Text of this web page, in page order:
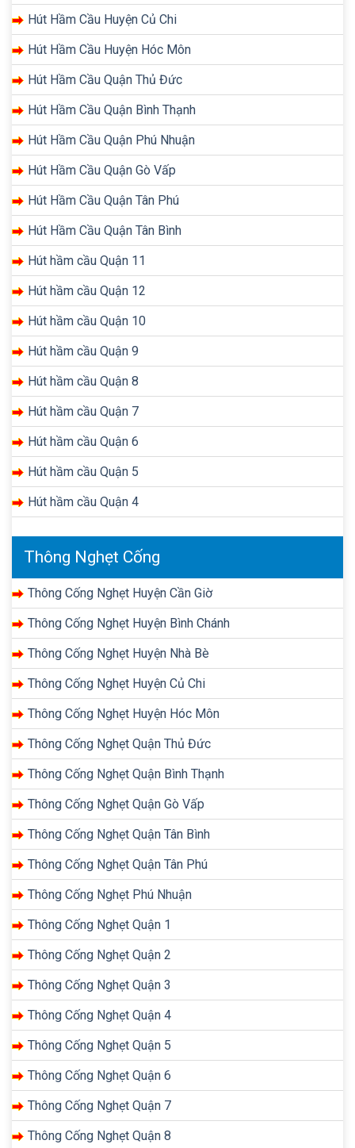
Hút Hầm Cầu Huyện Củ Chi
Hút Hầm Cầu Huyện Hóc Môn
Hút Hầm Cầu Quận Thủ Đức
Hút Hầm Cầu Quận Bình Thạnh
Hút Hầm Cầu Quận Phú Nhuận
Hút Hầm Cầu Quận Gò Vấp
Hút Hầm Cầu Quận Tân Phú
Hút Hầm Cầu Quận Tân Bình
Hút hầm cầu Quận 11
Hút hầm cầu Quận 12
Hút hầm cầu Quận 10
Hút hầm cầu Quận 9
Hút hầm cầu Quận 8
Hút hầm cầu Quận 7
Hút hầm cầu Quận 6
Hút hầm cầu Quận 5
Hút hầm cầu Quận 4
Thông Nghẹt Cống
Thông Cống Nghẹt Huyện Cần Giờ
Thông Cống Nghẹt Huyện Bình Chánh
Thông Cống Nghẹt Huyện Nhà Bè
Thông Cống Nghẹt Huyện Củ Chi
Thông Cống Nghẹt Huyện Hóc Môn
Thông Cống Nghẹt Quận Thủ Đức
Thông Cống Nghẹt Quận Bình Thạnh
Thông Cống Nghẹt Quận Gò Vấp
Thông Cống Nghẹt Quận Tân Bình
Thông Cống Nghẹt Quận Tân Phú
Thông Cống Nghẹt Phú Nhuận
Thông Cống Nghẹt Quận 1
Thông Cống Nghẹt Quận 2
Thông Cống Nghẹt Quận 3
Thông Cống Nghẹt Quận 4
Thông Cống Nghẹt Quận 5
Thông Cống Nghẹt Quận 6
Thông Cống Nghẹt Quận 7
Thông Cống Nghẹt Quận 8